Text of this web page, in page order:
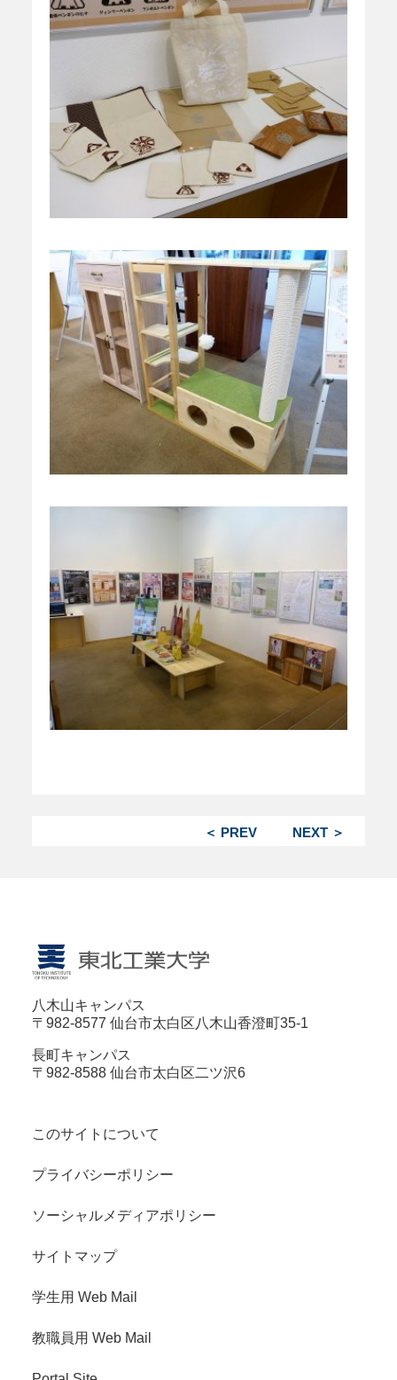
NEXT ＞
＜ PREV
八木山キャンパス
〒982-8577 仙台市太白区八木山香澄町35-1
長町キャンパス
〒982-8588 仙台市太白区二ツ沢6
このサイトについて
プライバシーポリシー
ソーシャルメディアポリシー
サイトマップ
学生用 Web Mail
教職員用 Web Mail